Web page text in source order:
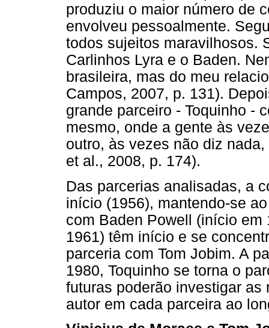
produziu o maior número de
envolveu pessoalmente.
todos sujeitos maravilhosos.
Carlinhos Lyra e o Baden.
brasileira, mas do meu
Campos, 2007, p. 131).
grande parceiro - Toquinho -
mesmo, onde a gente às
outro, às vezes não diz
et al., 2008, p. 174).
Das parcerias analisadas, a
início (1956), mantendo-se
com Baden Powell (início
1961) têm início e se
parceria com Tom Jobim. A
1980, Toquinho se torna o
futuras poderão investigar
autor em cada parceira ao